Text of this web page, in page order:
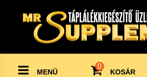
MENÜ
0
KOSÁR